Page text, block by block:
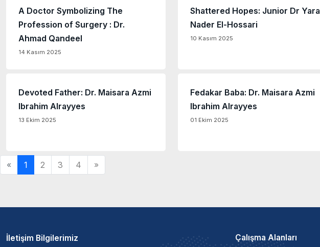
A Doctor Symbolizing The
Profession of Surgery : Dr.
Ahmad Qandeel
14 Kasım 2025
Shattered Hopes: Junior Dr Yara
Nader El-Hossari
10 Kasım 2025
Devoted Father: Dr. Maisara Azmi
Ibrahim Alrayyes
13 Ekim 2025
Fedakar Baba: Dr. Maisara Azmi
Ibrahim Alrayyes
01 Ekim 2025
« 1 2 3 4 »
İletişim Bilgilerimiz Çalışma Alanları